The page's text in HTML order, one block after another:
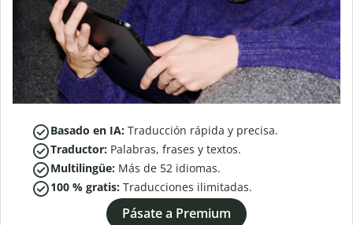
Basado en IA: Traducción rápida y precisa.
Traductor: Palabras, frases y textos.
Multilingüe: Más de 52 idiomas.
100 % gratis: Traducciones ilimitadas.
Pásate a Premium